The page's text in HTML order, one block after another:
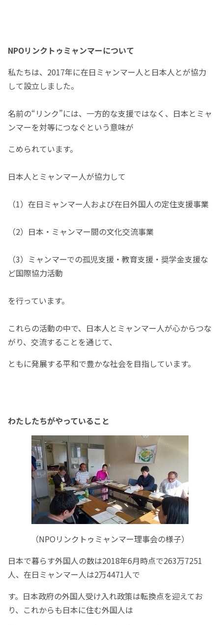
NPOリンクトゥミャンマーについて
私たちは、2017年に在日ミャンマー人と日本人とが協力
して設立しました。
名前の“リンク”には、一方的な支援ではなく、日本とミャ
ンマーを対等につなぐという意味が
こめられています。
日本人とミャンマー人が協力して
（1）在日ミャンマー人および在日外国人の定住支援事業
（2）日本・ミャンマー間の文化交流事業
（3）ミャンマーでの孤児支援・教育支援・奨学金支援な
ど国際協力活動
を行っています。
これらの活動の中で、日本人とミャンマー人が心からつな
がり、交流することを通じて、
ともに発展する平和で豊かな社会を目指しています。
わたしたちがやっていること
（NPOリンクトゥミャンマー理事会の様子）
日本で暮らす外国人の数は2018年6月時点で263万7251
人、在日ミャンマー人は2万4471人で
す。日本政府の外国人受け入れ政策は転換点を迎えてお
り、これからも日本に住む外国人は